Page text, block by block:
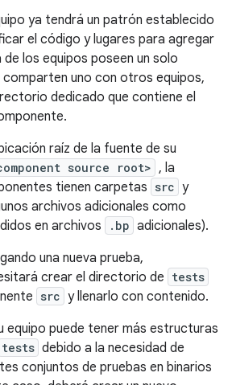
ya tendrá un patrón establecido
el código y lugares para agregar
los equipos poseen un solo
uno con otros equipos,
dedicado que contiene el
raíz de la fuente de su
source root> , la
tienen carpetas src y
archivos adicionales como
en archivos .bp adicionales).
una nueva prueba,
crear el directorio de tests
src y llenarlo con contenido.
equipo puede tener más estructuras
tests debido a la necesidad de
conjuntos de pruebas en binarios